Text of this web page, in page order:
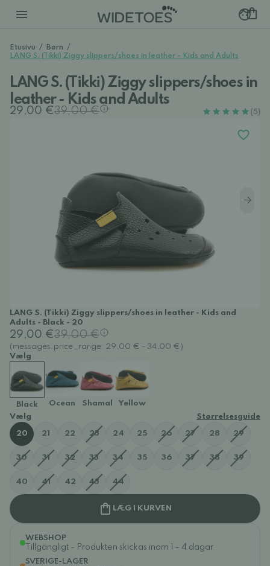
Etusivu / Børn /
LANG S. (Tikki) Ziggy slippers/shoes in leather - Kids and Adults
LANG S. (Tikki) Ziggy slippers/shoes in
leather - Kids and Adults
29,00 €39,00 € (5)
LANG S. (Tikki) Ziggy slippers/shoes in leather - Kids and
Adults - Black - 20
29,00 €39,00 €
(messages.price_range: 29,00 € - 34,00 €)
Vælg
Black Ocean Shamal
Yellow
Vælg
Størrelsesguide
20 21 22 23 24 25 26 27 28 29
30 31 32 33 34 35 36 37 38 39
40 41 42 43 44
LÆG I KURVEN
WEBSHOP
Tillgängligt - Produkten skickas inom 1 - 4 dagar
SVERIGE-LAGER